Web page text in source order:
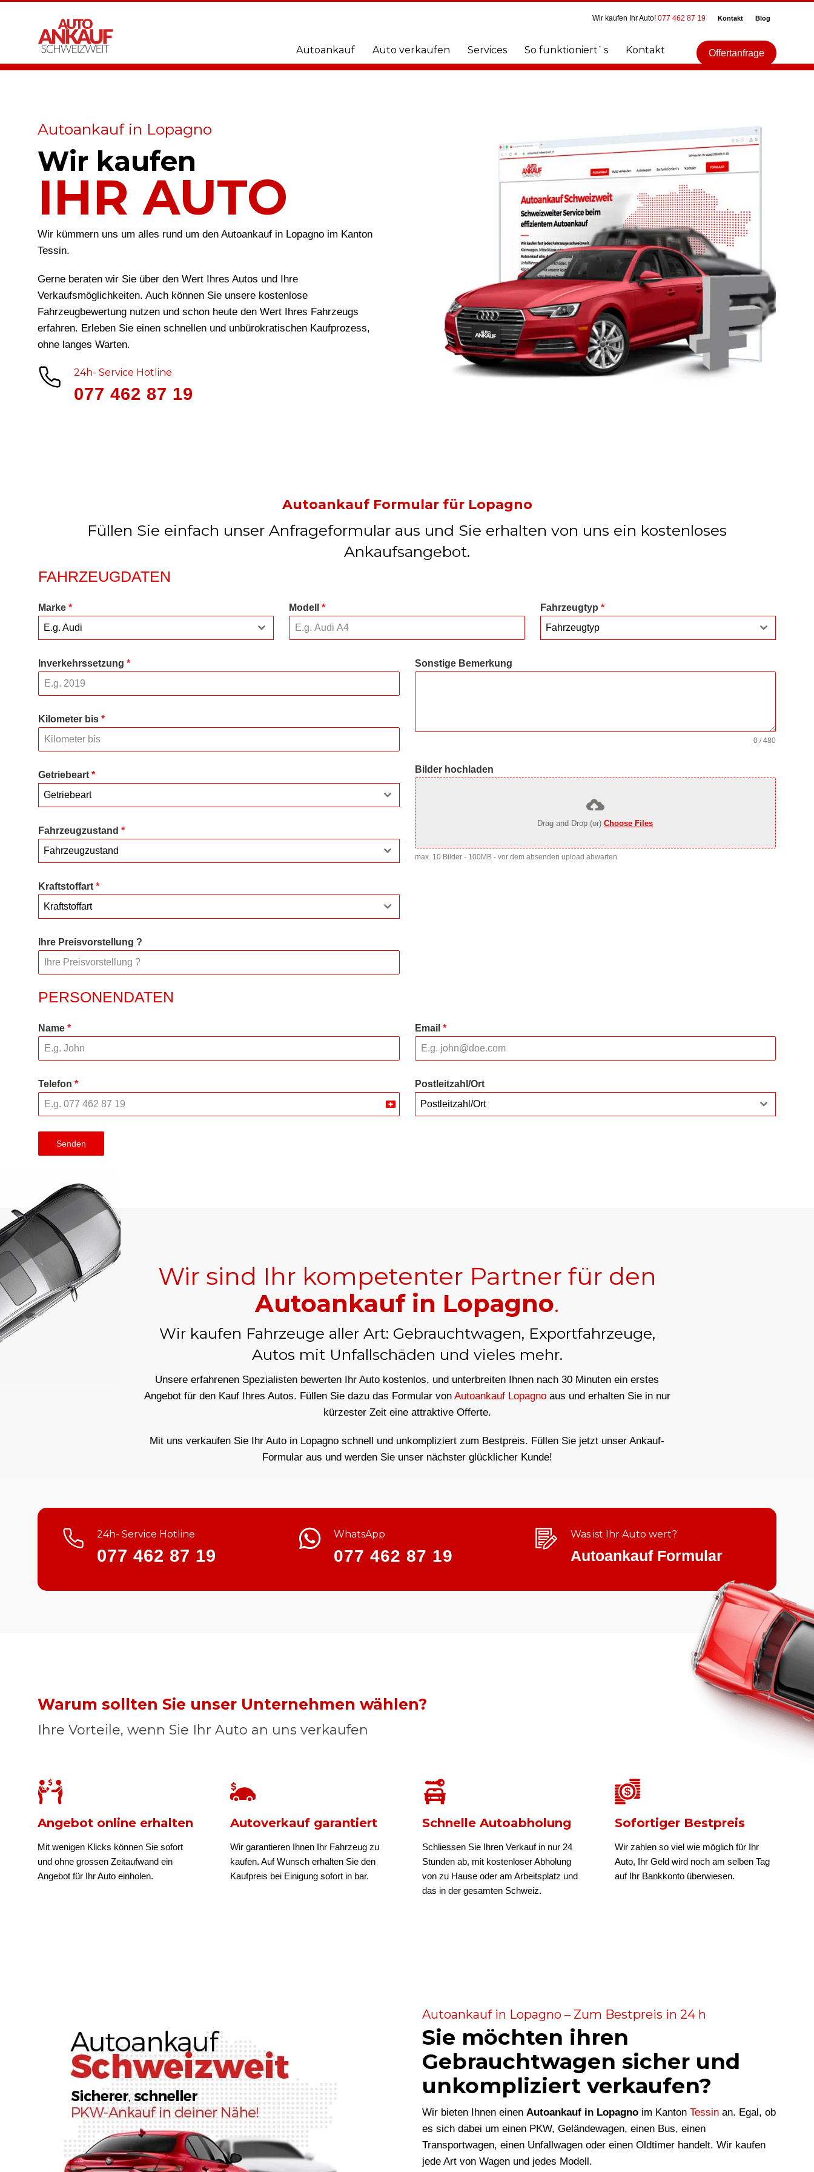
Wir kaufen Ihr Auto! 077 462 87 19 Kontakt Blog
Autoankauf Auto verkaufen Services So funktioniert`s Kontakt Offertanfrage
Autoankauf in Lopagno
Wir kaufen
IHR AUTO
Wir kümmern uns um alles rund um den Autoankauf in Lopagno im Kanton
Tessin.
Gerne beraten wir Sie über den Wert Ihres Autos und Ihre
Verkaufsmöglichkeiten. Auch können Sie unsere kostenlose
Fahrzeugbewertung nutzen und schon heute den Wert Ihres Fahrzeugs
erfahren. Erleben Sie einen schnellen und unbürokratischen Kaufprozess,
ohne langes Warten.
24h- Service Hotline
077 462 87 19
Autoankauf Formular für Lopagno
Füllen Sie einfach unser Anfrageformular aus und Sie erhalten von uns ein kostenloses
Ankaufsangebot.
FAHRZEUGDATEN
Marke *
E.g. Audi
Modell* Fahrzeugtyp *
Fahrzeugtyp
Inverkehrssetzung *
Kilometer bis *
Getriebeart *
Getriebeart
Fahrzeugzustand *
Fahrzeugzustand
Kraftstoffart *
Kraftstoffart
Ihre Preisvorstellung ?
Sonstige Bemerkung
0 / 480
Bilder hochladen
Drag and Drop (or)Choose Files
max. 10 Bilder - 100MB - vor dem absenden upload abwarten
PERSONENDATEN
Name * Email *
Telefon *
Switzerland
Postleitzahl/Ort
Postleitzahl/Ort
Senden
Wir sind Ihr kompetenter Partner für den
Autoankauf in Lopagno.
Wir kaufen Fahrzeuge aller Art: Gebrauchtwagen, Exportfahrzeuge,
Autos mit Unfallschäden und vieles mehr.
Unsere erfahrenen Spezialisten bewerten Ihr Auto kostenlos, und unterbreiten Ihnen nach 30 Minuten ein erstes
Angebot für den Kauf Ihres Autos. Füllen Sie dazu das Formular von Autoankauf Lopagnoaus und erhalten Sie in nur
kürzester Zeit eine attraktive Offerte.
Mit uns verkaufen Sie Ihr Auto in Lopagno schnell und unkompliziert zum Bestpreis. Füllen Sie jetzt unser Ankauf-
Formular aus und werden Sie unser nächster glücklicher Kunde!
24h- Service Hotline
077 462 87 19
WhatsApp
077 462 87 19
Was ist Ihr Auto wert?
Autoankauf Formular
Warum sollten Sie unser Unternehmen wählen?
Ihre Vorteile, wenn Sie Ihr Auto an uns verkaufen
Angebot online erhalten
Mit wenigen Klicks können Sie sofort
und ohne grossen Zeitaufwand ein
Angebot für Ihr Auto einholen.
Autoverkauf garantiert
Wir garantieren Ihnen Ihr Fahrzeug zu
kaufen. Auf Wunsch erhalten Sie den
Kaufpreis bei Einigung sofort in bar.
Schnelle Autoabholung
Schliessen Sie Ihren Verkauf in nur 24
Stunden ab, mit kostenloser Abholung
von zu Hause oder am Arbeitsplatz und
das in der gesamten Schweiz.
Sofortiger Bestpreis
Wir zahlen so viel wie möglich für Ihr
Auto, Ihr Geld wird noch am selben Tag
auf Ihr Bankkonto überwiesen.
Autoankauf in Lopagno – Zum Bestpreis in 24 h
Sie möchten ihren
Gebrauchtwagen sicher und
unkompliziert verkaufen?
Wir bieten Ihnen einen Autoankauf in Lopagno im Kanton Tessin an. Egal, ob
es sich dabei um einen PKW, Geländewagen, einen Bus, einen
Transportwagen, einen Unfallwagen oder einen Oldtimer handelt. Wir kaufen
jede Art von Wagen und jedes Modell.